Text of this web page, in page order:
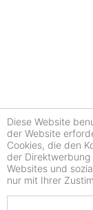
Diese Website
der Website
Cookies, die den
der
Websites und
nur mit Ihrer